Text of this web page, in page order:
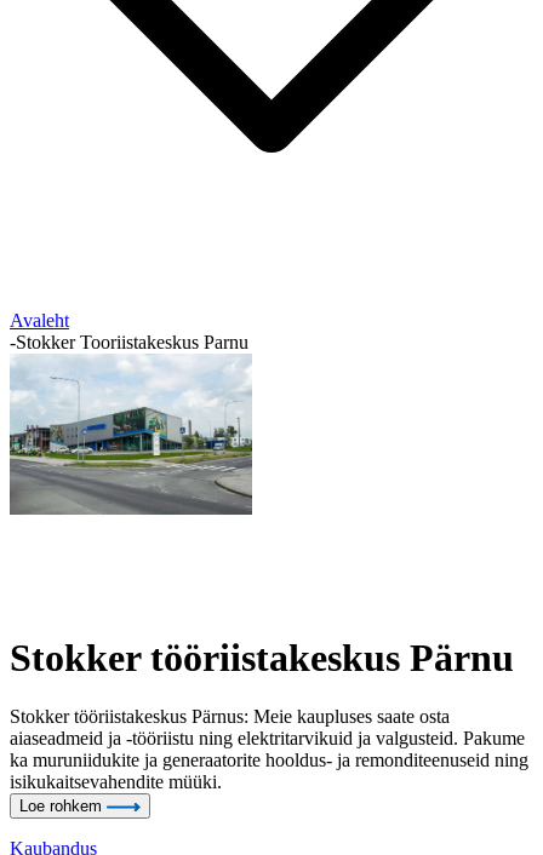
Avaleht
-Stokker Tooriistakeskus Parnu
Stokker tööriistakeskus Pärnu
Stokker tööriistakeskus Pärnus: Meie kaupluses saate osta
aiaseadmeid ja -tööriistu ning elektritarvikuid ja valgusteid. Pakume
ka muruniidukite ja generaatorite hooldus- ja remonditeenuseid ning
isikukaitsevahendite müüki.
Loe rohkem
Kaubandus